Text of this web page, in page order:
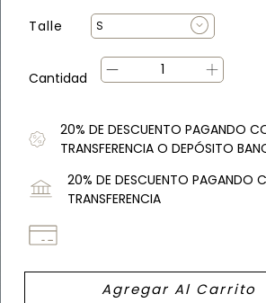
Talle
Cantidad
20% DE DESCUENTO PAGANDO
TRANSFERENCIA O DEPÓSITO
20% DE DESCUENTO PAGANDO
TRANSFERENCIA